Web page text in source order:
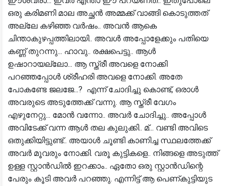
ഒരു കരിമണി മാല അച്ഛൻ അമ്മക്ക് വാങ്ങി കൊടുത്തത്
അല്ലേ കഴിഞ്ഞ വർഷം.. അവൻ ആകെ
ചിന്താകുഴപ്പത്തിലായി.. അവൾ അപ്പോളേക്കും പതിയെ
കണ്ണ് തുറന്നു... ഹാവു.. രക്ഷപെട്ടു.. ആൾ
ഉഷാറായല്ലോ... ആ സ്ത്രീ അവളെ നോക്കി
പറഞ്ഞപ്പോൾ ശ്രീഹരി അവളെ നോക്കി. അതേ
പോകണ്ടേ ജലജേ...? എന്ന് ചോദിച്ചു കൊണ്ട്, ഒരാൾ
അവരുടെ അടുത്തേക്ക് വന്നു. ആ സ്ത്രീ വേഗം
എഴുനേറ്റു... മോൻ വന്നോ.. അവർ ചോദിച്ചു.. അപ്പോൾ
അവിടേക്ക് വന്ന ആൾ തല കുലുക്കി.. മ്... വണ്ടി അവിടെ
ഒതുക്കിയിട്ടുണ്ട്.. അയാൾ ചൂണ്ടി കാണിച്ച സ്ഥലത്തേക്ക്
അവർ മൂവരും നോക്കി. വരൂ കുട്ടികളെ.. നിങ്ങളെ അടുത്ത്
ഉള്ള സ്റ്റാൻഡിൽ ഇറക്കാം.. ഏതോ ഒരു സ്റ്റാൻഡിന്റെ
പേരും കൂടി അവർ പറഞ്ഞു. എന്നിട്ട് ആ പെണ്കുട്ടിയുട